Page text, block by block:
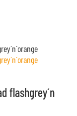
flashgrey´n